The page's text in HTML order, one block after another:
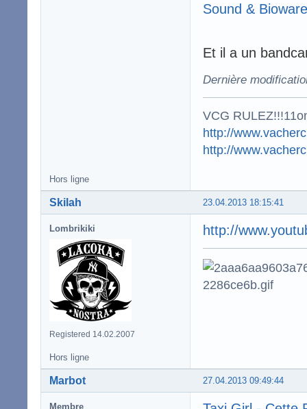
Sound & Bioware
Et il a un
Dernière
VCG
http://
http://
Hors ligne
23.04.2013 18:15:41
Skilah
Lombrikiki
Registered 14.02.2007
http://
Hors ligne
27.04.2013 09:49:44
Marbot
Membre